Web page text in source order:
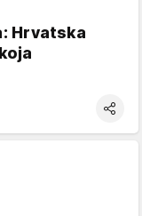
Hrvatska